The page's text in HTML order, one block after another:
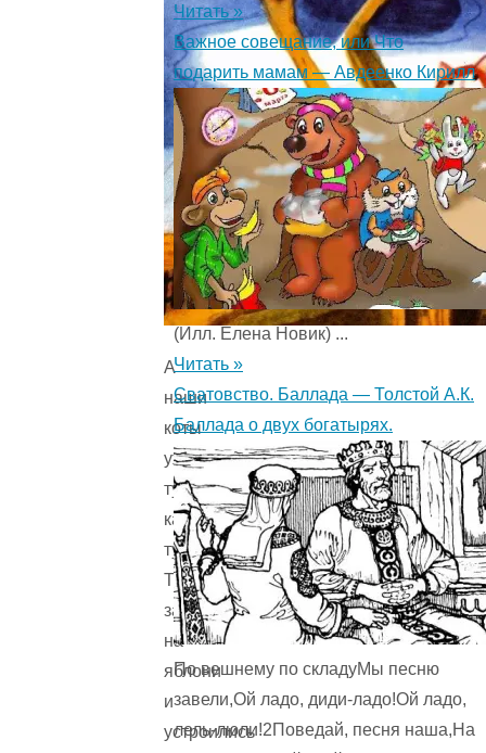
А
наши
коты
уж
тут
как
тут.
Тоже
залезли
на
яблони
и
устроились
Читать »
Важное совещание, или Что
подарить мамам — Авдеенко Кирилл
(Илл. Елена Новик) ...
Читать »
Сватовство. Баллада — Толстой А.К.
Баллада о двух богатырях.
По вешнему по складуМы песню
завели,Ой ладо, диди-ладо!Ой ладо,
лель-люли!2Поведай, песня наша,На